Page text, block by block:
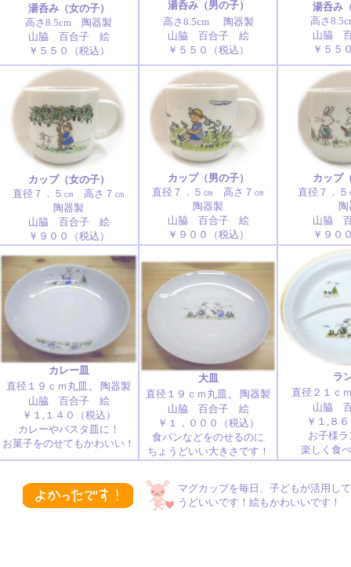
湯呑み（女の子）
高さ8.5cm 陶器製
山脇 百合子 絵
￥５５０（税込）
湯呑み（男の子）
高さ8.5cm
陶器製
山脇 百合子 絵
￥５５０（税込）
湯呑み
高さ
山脇
￥ ５５
カップ（女の子）
直径７．５㎝ 高さ７㎝
陶器製
山脇 百合子 絵
￥９００（税込）
カップ（男の子）
直径７．５㎝ 高さ７㎝
陶器製
山脇 百合子 絵
￥９００（税込）
カップ
直径７．
陶
山脇
￥９０
カレー皿
直径１９ｃｍ丸皿
陶器製
山脇 百合子 絵
￥１,１４０（税込）
カレーやパスタ皿に！
お菓子をのせてもかわいい！
大皿
直径１９ｃｍ丸皿
陶器製
山脇 百合子 絵
￥１，０００（税込）
食パンなどをのせるのに
ちょうどいい大きさです！
ラ
直径２１ｃ
山脇
￥１,８
お子様
楽しく食
マグカップを毎日、子どもが活用し
うどいいです！絵もかわいいです！